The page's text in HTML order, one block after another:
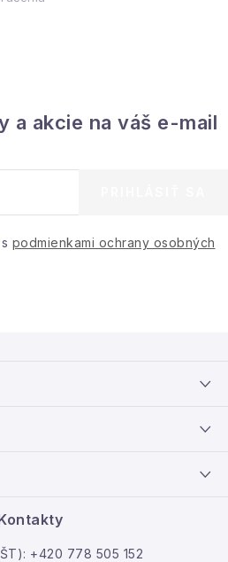
a akcie na váš e-mail
podmienkami ochrany osobných
+420 778 505 152